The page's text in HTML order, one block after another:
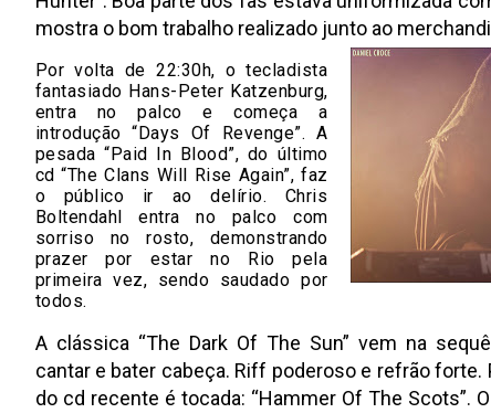
mostra o bom trabalho realizado junto ao
Por volta de 22:30h, o tecladista
fantasiado Hans-Peter Katzenburg,
entra no palco e começa a
introdução “Days Of Revenge”. A
pesada “Paid In Blood”, do último
cd “The Clans Will Rise Again”, faz
o público ir ao delírio. Chris
Boltendahl entra no palco com
sorriso no rosto, demonstrando
prazer por estar no Rio pela
primeira vez, sendo saudado por
todos.
A clássica “The Dark Of The Sun” vem na
cantar e bater cabeça. Riff poderoso e refrão
do cd recente é tocada: “Hammer Of The Scots”.